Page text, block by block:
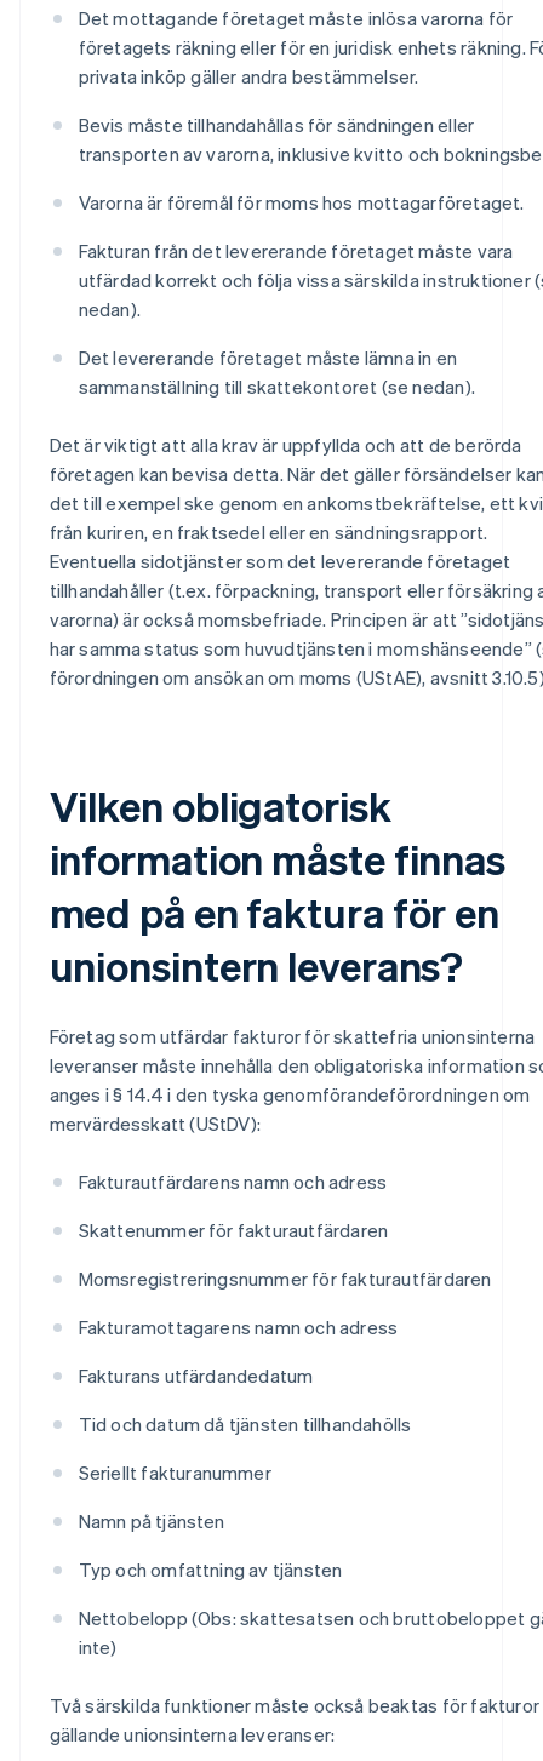
Det mottagande företaget måste inlösa varorna för
företagets räkning eller för en juridisk enhets räkning.
privata inköp gäller andra bestämmelser.
Bevis måste tillhandahållas för sändningen eller
transporten av varorna, inklusive kvitto och
Varorna är föremål för moms hos mottagarföretaget.
Fakturan från det levererande företaget måste vara
utfärdad korrekt och följa vissa särskilda instruktioner
nedan).
Det levererande företaget måste lämna in en
sammanställning till skattekontoret (se nedan).
Det är viktigt att alla krav är uppfyllda och att de berörda
företagen kan bevisa detta. När det gäller försändelser
det till exempel ske genom en ankomstbekräftelse, ett
från kuriren, en fraktsedel eller en sändningsrapport.
Eventuella sidotjänster som det levererande företaget
tillhandahåller (t.ex. förpackning, transport eller försäkring
varorna) är också momsbefriade. Principen är att
har samma status som huvudtjänsten i momshänseende”
förordningen om ansökan om moms (UStAE), avsnitt
Vilken obligatorisk
information måste finnas
med på en faktura för en
unionsintern leverans?
Företag som utfärdar fakturor för skattefria unionsinterna
leveranser måste innehålla den obligatoriska information
anges i § 14.4 i den tyska genomförandeförordningen om
mervärdesskatt (UStDV):
Fakturautfärdarens namn och adress
Skattenummer för fakturautfärdaren
Momsregistreringsnummer för fakturautfärdaren
Fakturamottagarens namn och adress
Fakturans utfärdandedatum
Tid och datum då tjänsten tillhandahölls
Seriellt fakturanummer
Namn på tjänsten
Typ och omfattning av tjänsten
Nettobelopp (Obs: skattesatsen och bruttobeloppet
inte)
Två särskilda funktioner måste också beaktas för fakturor
gällande unionsinterna leveranser: